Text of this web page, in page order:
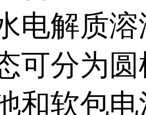
电解质
可分为
和软包